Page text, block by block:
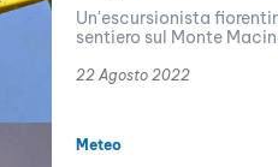
Un'escursionista
sentiero sul Monte
22 Agosto 2022
Meteo